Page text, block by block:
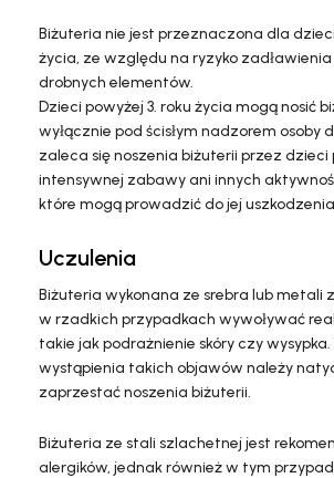
Biżuteria nie jest przeznaczona dla dzieci
życia, ze względu na ryzyko zadławienia
drobnych elementów.
Dzieci powyżej 3. roku życia mogą nosić
wyłącznie pod ścisłym nadzorem osoby
zaleca się noszenia biżuterii przez dzieci
intensywnej zabawy ani innych
które mogą prowadzić do jej
Uczulenia
Biżuteria wykonana ze srebra lub metali
w rzadkich przypadkach wywoływać
takie jak podrażnienie skóry czy
wystąpienia takich objawów należy
zaprzestać noszenia biżuterii.
Biżuteria ze stali szlachetnej jest
alergików, jednak również w tym